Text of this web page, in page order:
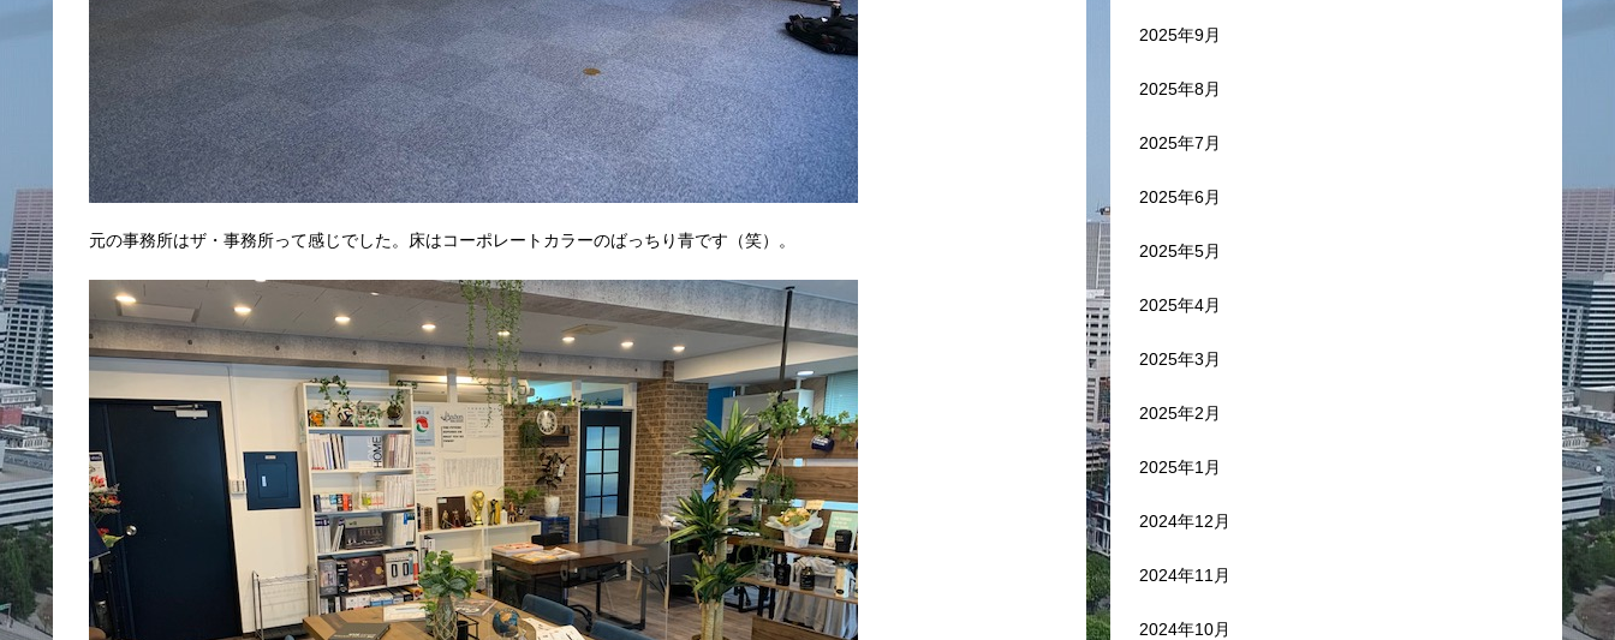
元の事務所はザ・事務所って感じでした。床はコーポレートカラーのばっちり青です（笑）。
2025年9月
2025年8月
2025年7月
2025年6月
2025年5月
2025年4月
2025年3月
2025年2月
2025年1月
2024年12月
2024年11月
2024年10月